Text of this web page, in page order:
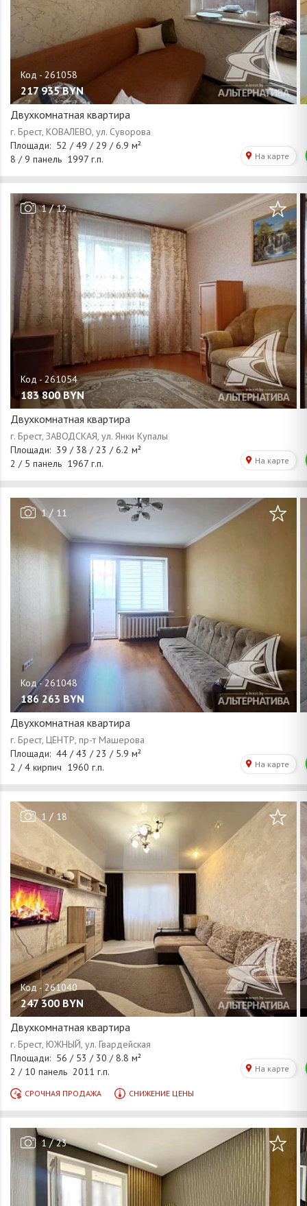
217 935 BYN
Двухкомнатная квартира
1/12
183 800 BYN
Двухкомнатная квартира
1/ 11
186 263 BYN
Двухкомнатная квартира
1 / 18
247 300 BYN
Двухкомнатная квартира
1/23